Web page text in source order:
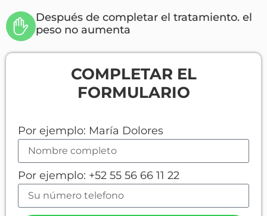
Después de completar el tratamiento. el
peso no aumenta
COMPLETAR EL
FORMULARIO
Por ejemplo: María Dolores
Por ejemplo: +52 55 56 66 11 22